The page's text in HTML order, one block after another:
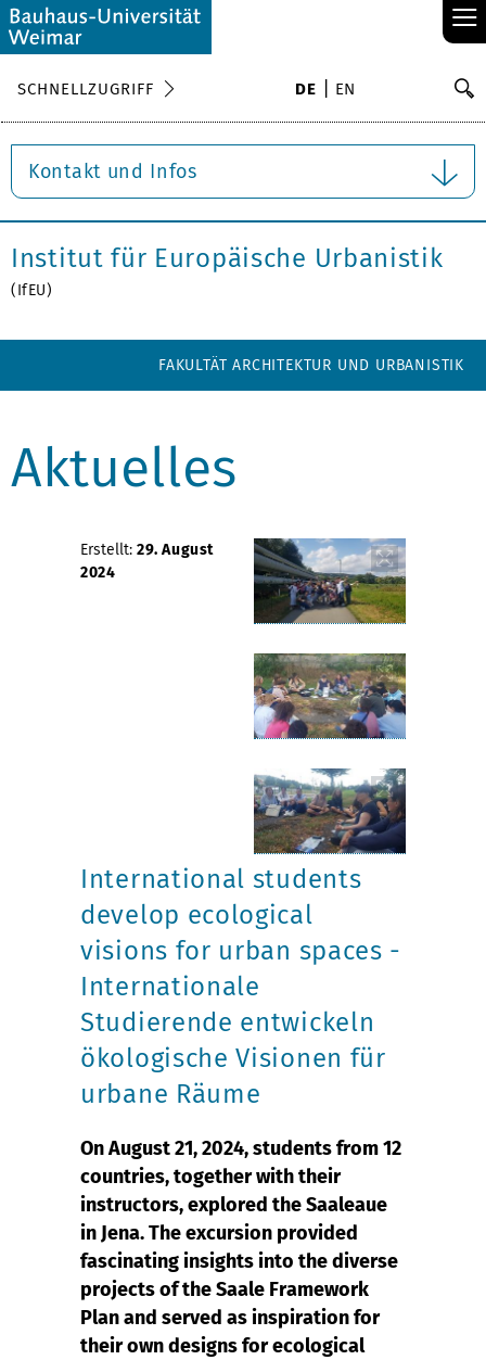
≡
SCHNELLZUGRIFF DE EN
Kontakt und Infos
Institut für Europäische Urbanistik
(IfEU)
FAKULTÄT ARCHITEKTUR UND URBANISTIK
Aktuelles
Erstellt: 29. August
2024
International students
develop ecological
visions for urban spaces -
Internationale
Studierende entwickeln
ökologische Visionen für
urbane Räume
On August 21, 2024, students from 12
countries, together with their
instructors, explored the Saaleaue
in Jena. The excursion provided
fascinating insights into the diverse
projects of the Saale Framework
Plan and served as inspiration for
their own designs for ecological